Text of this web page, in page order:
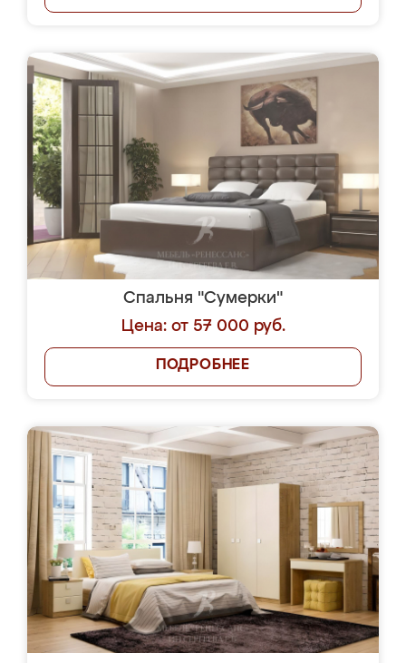
Спальня "Сумерки"
Цена: от 57 000 руб.
ПОДРОБНЕЕ